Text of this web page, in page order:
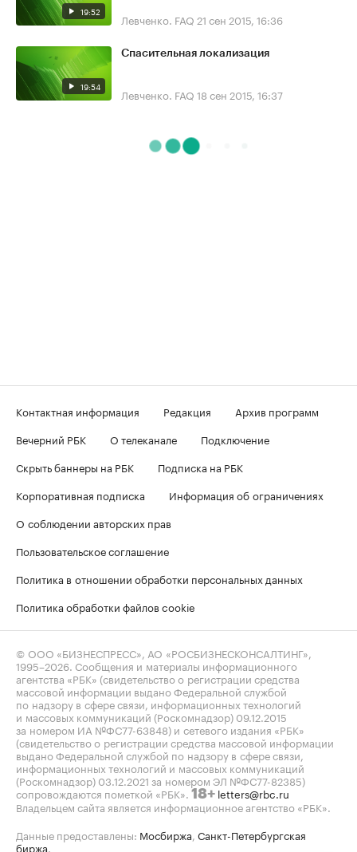
19:52 Левченко. FAQ 21 сен 2015, 16:36
19:54
Спасительная локализация
Левченко. FAQ 18 сен 2015, 16:37
Контактная информация Редакция
Архив программ
Вечерний РБК
О телеканале
Подключение
Скрыть баннеры на РБК
Подписка на РБК
Корпоративная подписка
Информация об ограничениях
О соблюдении авторских прав
Пользовательское соглашение
Политика в отношении обработки персональных данных
Политика обработки файлов cookie
© ООО «БИЗНЕСПРЕСС», АО «РОСБИЗНЕСКОНСАЛТИНГ»,
1995–2026 . Сообщения и материалы информационного
агентства «РБК» (свидетельство о регистрации средства
массовой информации выдано Федеральной службой
по надзору в сфере связи, информационных технологий
и массовых коммуникаций (Роскомнадзор) 09.12.2015
за номером ИА №ФС77-63848) и сетевого издания «РБК»
(свидетельство о регистрации средства массовой информации
выдано Федеральной службой по надзору в сфере связи,
информационных технологий и массовых коммуникаций
(Роскомнадзор) 03.12.2021 за номером ЭЛ №ФС77-82385)
сопровождаются пометкой «РБК». 18+ letters@rbc.ru
Владельцем сайта является информационное агентство «РБК».
Данные предоставлены: Мосбиржа Санкт-Петербургская
биржа